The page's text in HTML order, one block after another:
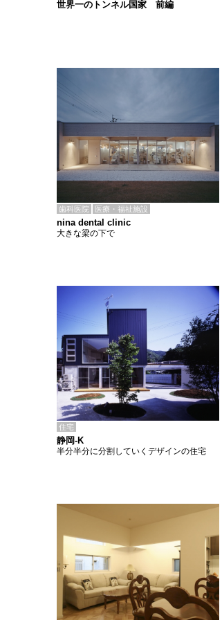
世界一のトンネル国家 前編
歯科医院 医療・福祉施設
nina dental clinic
大きな梁の下で
住宅
静岡-K
半分半分に分割していくデザインの住宅